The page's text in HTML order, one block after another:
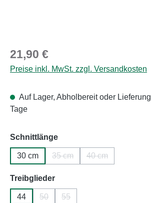
Regulärer Preis:
21,90 €
Preise inkl. MwSt. zzgl. Versandkosten
Auf Lager, Abholbereit oder
Tage
Schnittlängeauswählen
30 cm 35 cm 40 cm
Treibgliederauswählen
44 50 55